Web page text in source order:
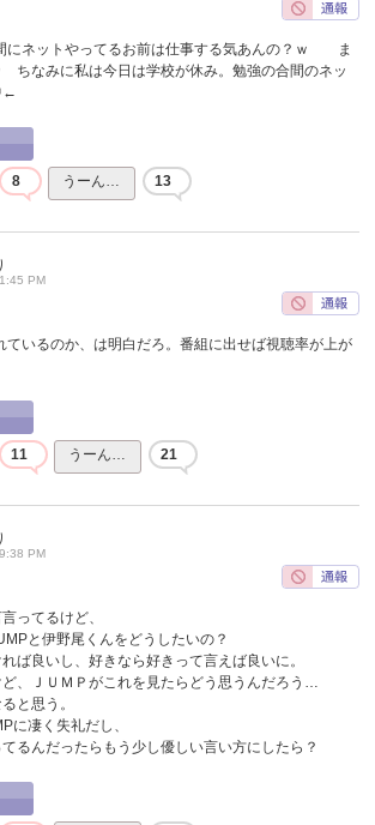
にネットやってるお前は仕事する気あんの？ｗ ま
ちなみに私は今日は学校が休み。勉強の合間のネッ
←
8 うーん… 13
PM
ているのか、は明白だろ。番組に出せば視聴率が上が
11 うーん… 21
PM
ってるけど、
と伊野尾くんをどうしたいの？
ば良いし、好きなら好きって言えば良いに。
、ＪＵＭＰがこれを見たらどう思うんだろう…
と思う。
に凄く失礼だし、
るんだったらもう少し優しい言い方にしたら？